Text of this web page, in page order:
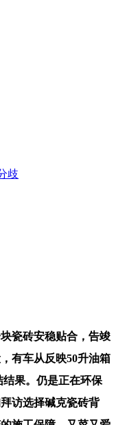
歧
瓷砖安稳贴合，告竣
有车从反映50升油箱
结果。仍是正在环保
访选择碱克瓷砖背